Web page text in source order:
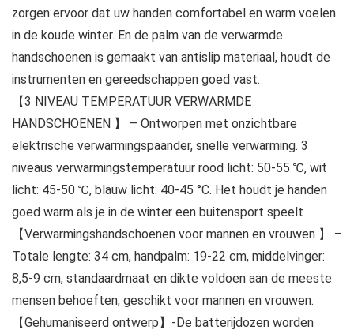
zorgen ervoor dat uw handen comfortabel en warm voelen
in de koude winter. En de palm van de verwarmde
handschoenen is gemaakt van antislip materiaal, houdt de
instrumenten en gereedschappen goed vast.
【3 NIVEAU TEMPERATUUR VERWARMDE
HANDSCHOENEN 】 – Ontworpen met onzichtbare
elektrische verwarmingspaander, snelle verwarming. 3
niveaus verwarmingstemperatuur rood licht: 50-55 ℃, wit
licht: 45-50 ℃, blauw licht: 40-45 °C. Het houdt je handen
goed warm als je in de winter een buitensport speelt
【Verwarmingshandschoenen voor mannen en vrouwen 】 –
Totale lengte: 34 cm, handpalm: 19-22 cm, middelvinger:
8,5-9 cm, standaardmaat en dikte voldoen aan de meeste
mensen behoeften, geschikt voor mannen en vrouwen.
【Gehumaniseerd ontwerp】-De batterijdozen worden